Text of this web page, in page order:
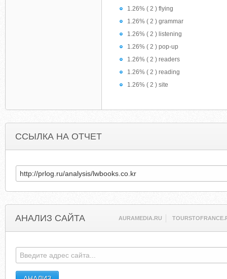
1.26% ( 2 ) flying
1.26% ( 2 ) grammar
1.26% ( 2 ) listening
1.26% ( 2 ) pop-up
1.26% ( 2 ) readers
1.26% ( 2 ) reading
1.26% ( 2 ) site
ССЫЛКА НА ОТЧЕТ
АНАЛИЗ САЙТА AURAMEDIA.RU